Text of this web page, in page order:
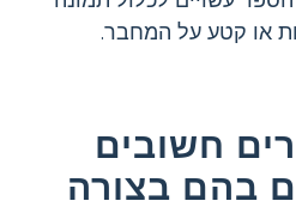
או קטע על המחבר.
חשובים
בהם בצורה